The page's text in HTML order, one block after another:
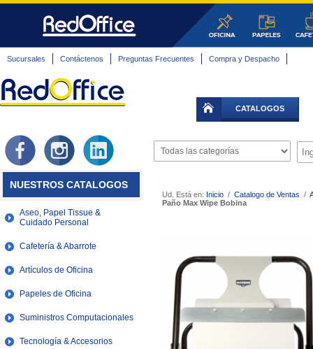
Sucursales Contáctenos Preguntas Frecuentes Compra y Despacho
CATALOGOS
NUESTROS CATALOGOS
Aseo, Papel Tissue &
Cuidado Personal
Cafetería & Abarrote
Artículos de Oficina
Papeles de Oficina
Suministros Computacionales
Tecnología & Accesorios
Ud. Está en: Inicio / Catalogo de Ventas /
Paño Max Wipe Bobina